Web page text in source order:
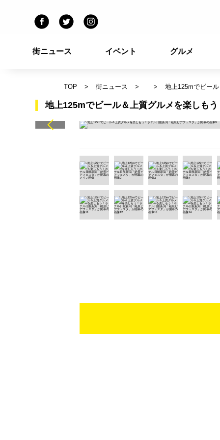
街ニュース イベント グルメ
TOP 街ニュース 地上125mでビー
地上125mでビール＆上質グルメを楽しも